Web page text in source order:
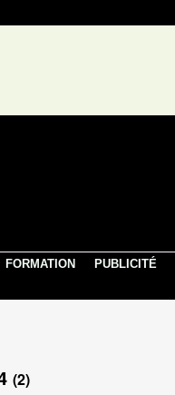
FORMATION PUBLICITÉ
(2)